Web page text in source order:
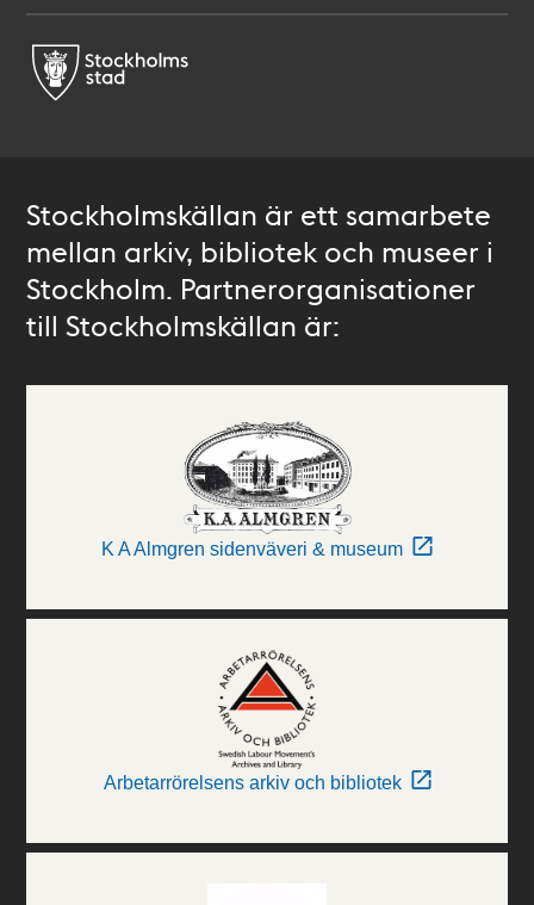
Stockholmskällan är ett samarbete
mellan arkiv, bibliotek och museer i
Stockholm. Partnerorganisationer
till Stockholmskällan är:
K A Almgren sidenväveri & museum
Arbetarrörelsens arkiv och bibliotek